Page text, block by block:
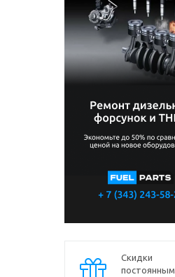
Скидки
постоянным